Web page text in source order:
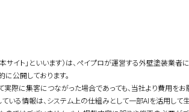
サイト」といいます）は、ペイプロが運営する外壁塗装業
公開しております。
実際に集客につながった場合であっても、当社より費用をお
ている情報は、システム上の仕組みとして一部AIを活用して